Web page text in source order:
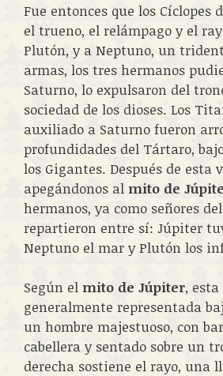
Fue entonces que los Cíclopes
el trueno, el relámpago y el
Plutón, y a Neptuno, un
armas, los tres hermanos
Saturno, lo expulsaron del
sociedad de los dioses. Los
auxiliado a Saturno fueron
profundidades del Tártaro,
los Gigantes. Después de esta
apegándonos al mito de
hermanos, ya como señores
repartieron entre sí: Júpiter
Neptuno el mar y Plutón los
Según el mito de Júpiter,
generalmente representada
un hombre majestuoso, con
cabellera y sentado sobre un
derecha sostiene el rayo, una